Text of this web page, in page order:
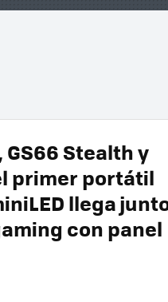
GS66 Stealth y
primer portátil
llega
con panel